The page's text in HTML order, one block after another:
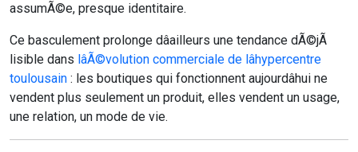
assumÃ©e, presque identitaire.
Ce basculement prolonge dâailleurs une tendance dÃ©jÃ
lisible dans lâÃ©volution commerciale de lâhypercentre
toulousain : les boutiques qui fonctionnent aujourdâhui ne
vendent plus seulement un produit, elles vendent un usage,
une relation, un mode de vie.